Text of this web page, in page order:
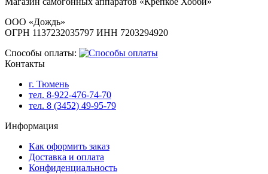
ООО «Дождь»
ОГРН 1137232035797 ИНН 7203294920
Способы оплаты:
Контакты
г. Тюмень
тел. 8-922-476-74-70
тел. 8 (3452) 49-95-79
Информация
Как оформить заказ
Доставка и оплата
Конфиденциальность